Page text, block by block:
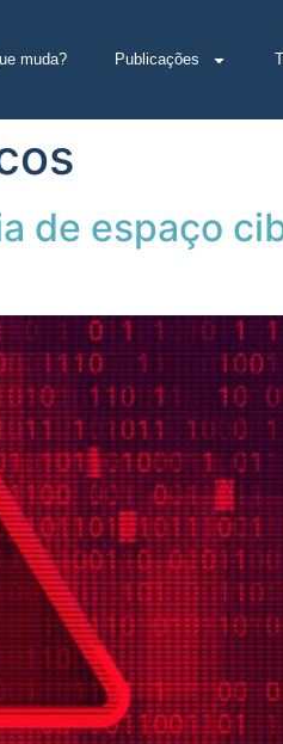
muda? Publicações
de espaço